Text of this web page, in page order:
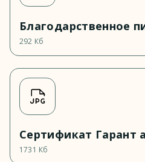
Благодарственное
292 Кб
Сертификат Гарант
1731 Кб